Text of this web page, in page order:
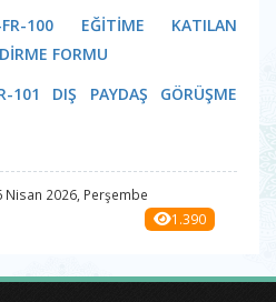
FR-100 EĞİTİME KATILAN
FORMU
101 DIŞ PAYDAŞ GÖRÜŞME
Nisan 2026, Perşembe
1.390